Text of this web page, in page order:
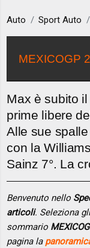
Auto Sport Auto
MEXICOGP
Max è subito
prime libere
Alle sue
con la
Sainz 7°. La
Benvenuto nello
articoli. Seleziona
sommario
pagina la